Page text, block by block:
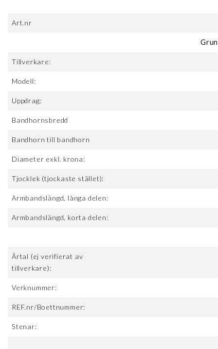
Art.nr
Tillverkare:
Modell:
Uppdrag:
Bandhornsbredd
Bandhorn till bandhorn
Diameter exkl. krona:
Tjocklek (tjockaste stället):
Armbandslängd, långa delen:
Armbandslängd, korta delen:
Årtal (ej verifierat av
tillverkare):
Verknummer:
REF.nr/Boettnummer:
Stenar: